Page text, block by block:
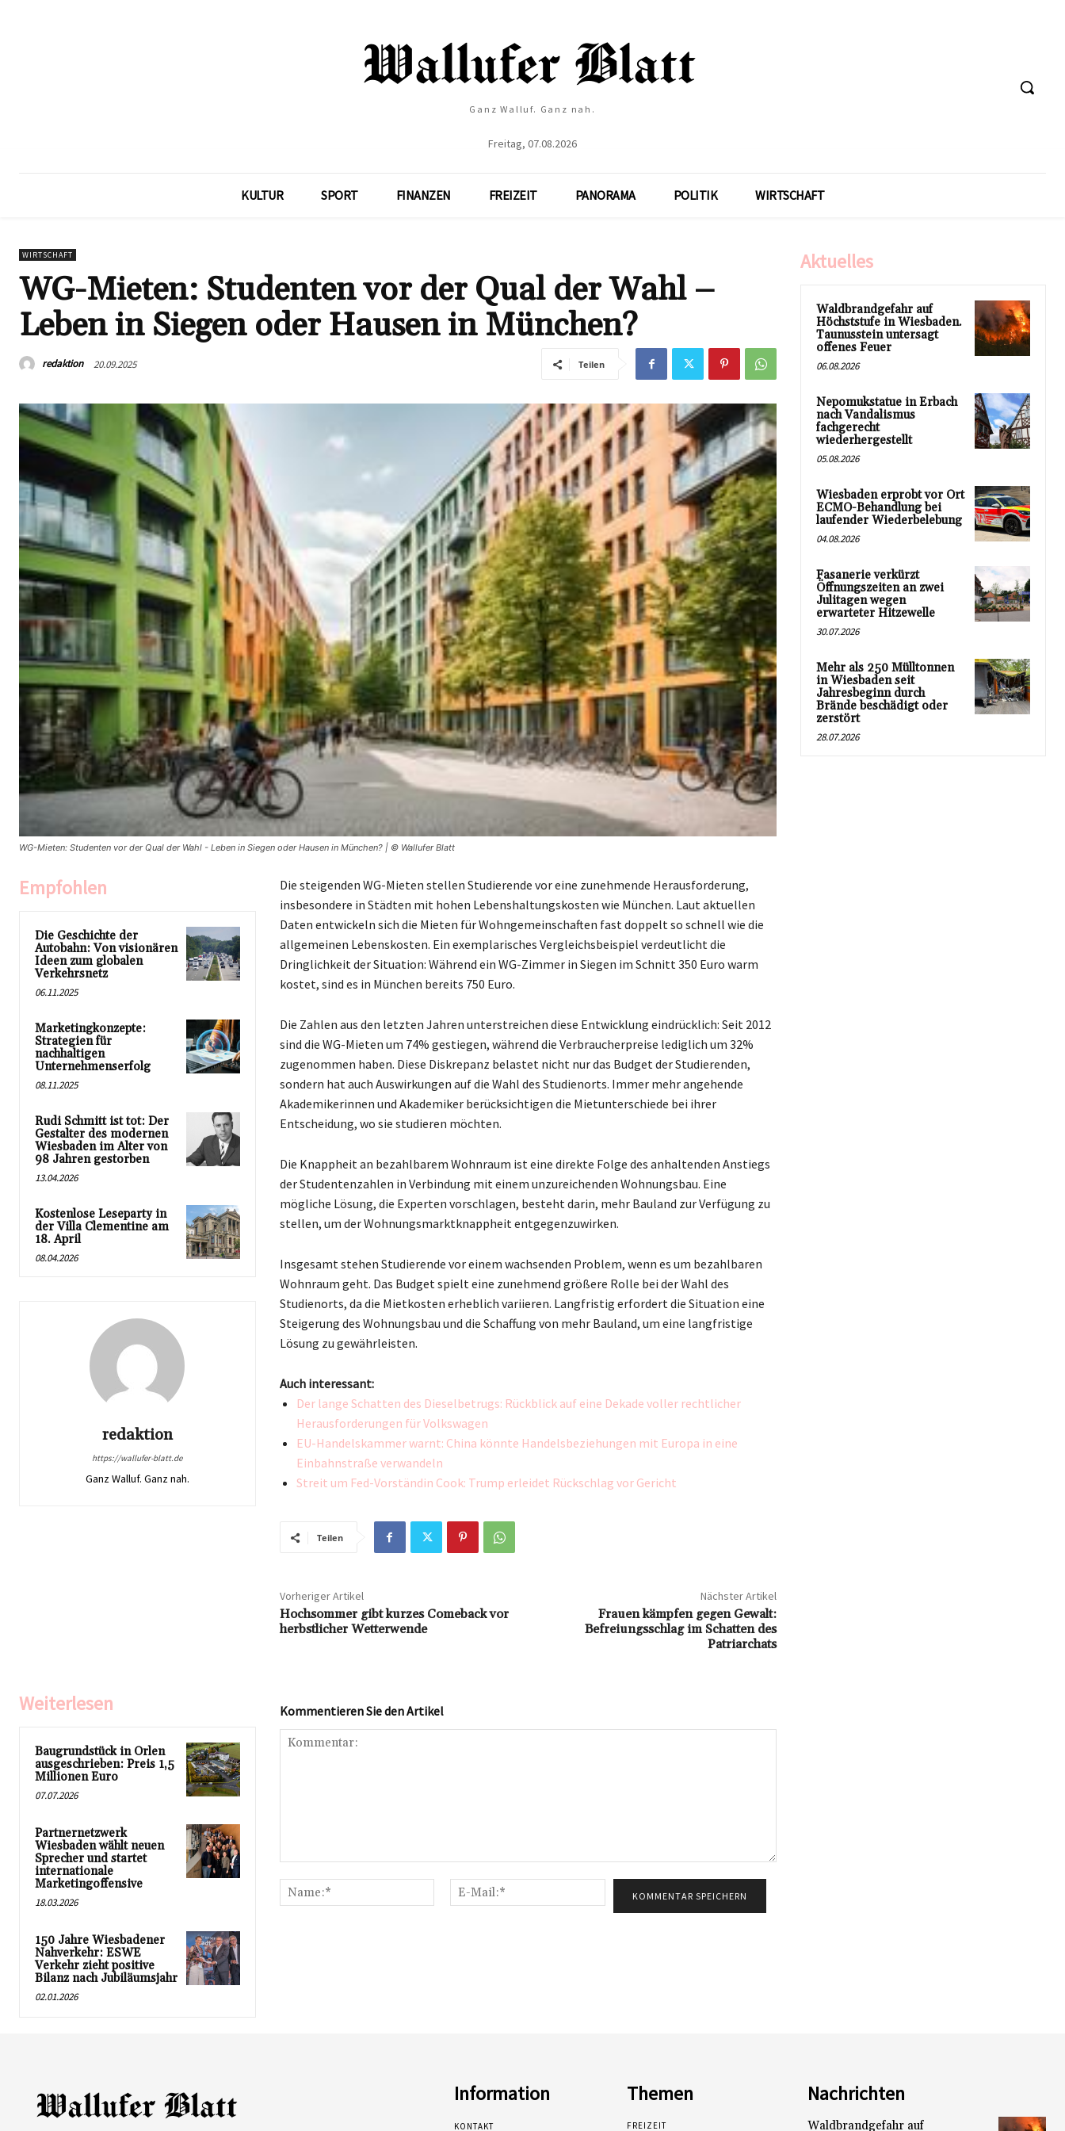
Ganz Walluf. Ganz nah.
Freitag, 07.08.2026
KULTUR SPORT FINANZEN FREIZEIT PANORAMA POLITIK WIRTSCHAFT
WIRTSCHAFT
WG-Mieten: Studenten vor der Qual der Wahl –
Leben in Siegen oder Hausen in München?
redaktion 20.09.2025 Teilen
WG-Mieten: Studenten vor der Qual der Wahl - Leben in Siegen oder Hausen in München? | © Wallufer Blatt
Empfohlen
Die Geschichte der
Autobahn: Von visionären
Ideen zum globalen
Verkehrsnetz
06.11.2025
Marketingkonzepte:
Strategien für
nachhaltigen
Unternehmenserfolg
08.11.2025
Rudi Schmitt ist tot: Der
Gestalter des modernen
Wiesbaden im Alter von
98 Jahren gestorben
13.04.2026
Kostenlose Leseparty in
der Villa Clementine am
18. April
08.04.2026
redaktion
https://wallufer-blatt.de
Ganz Walluf. Ganz nah.
Die steigenden WG-Mieten stellen Studierende vor eine zunehmende Herausforderung,
insbesondere in Städten mit hohen Lebenshaltungskosten wie München. Laut aktuellen
Daten entwickeln sich die Mieten für Wohngemeinschaften fast doppelt so schnell wie die
allgemeinen Lebenskosten. Ein exemplarisches Vergleichsbeispiel verdeutlicht die
Dringlichkeit der Situation: Während ein WG-Zimmer in Siegen im Schnitt 350 Euro warm
kostet, sind es in München bereits 750 Euro.
Die Zahlen aus den letzten Jahren unterstreichen diese Entwicklung eindrücklich: Seit 2012
sind die WG-Mieten um 74% gestiegen, während die Verbraucherpreise lediglich um 32%
zugenommen haben. Diese Diskrepanz belastet nicht nur das Budget der Studierenden,
sondern hat auch Auswirkungen auf die Wahl des Studienorts. Immer mehr angehende
Akademikerinnen und Akademiker berücksichtigen die Mietunterschiede bei ihrer
Entscheidung, wo sie studieren möchten.
Die Knappheit an bezahlbarem Wohnraum ist eine direkte Folge des anhaltenden Anstiegs
der Studentenzahlen in Verbindung mit einem unzureichenden Wohnungsbau. Eine
mögliche Lösung, die Experten vorschlagen, besteht darin, mehr Bauland zur Verfügung zu
stellen, um der Wohnungsmarktknappheit entgegenzuwirken.
Insgesamt stehen Studierende vor einem wachsenden Problem, wenn es um bezahlbaren
Wohnraum geht. Das Budget spielt eine zunehmend größere Rolle bei der Wahl des
Studienorts, da die Mietkosten erheblich variieren. Langfristig erfordert die Situation eine
Steigerung des Wohnungsbau und die Schaffung von mehr Bauland, um eine langfristige
Lösung zu gewährleisten.
Auch interessant:
Der lange Schatten des Dieselbetrugs: Rückblick auf eine Dekade voller rechtlicher
Herausforderungen für Volkswagen
EU-Handelskammer warnt: China könnte Handelsbeziehungen mit Europa in eine
Einbahnstraße verwandeln
Streit um Fed-Vorständin Cook: Trump erleidet Rückschlag vor Gericht
Teilen
Vorheriger Artikel
Hochsommer gibt kurzes Comeback vor
herbstlicher Wetterwende
Nächster Artikel
Frauen kämpfen gegen Gewalt:
Befreiungsschlag im Schatten des
Patriarchats
Weiterlesen
Baugrundstück in Orlen
ausgeschrieben: Preis 1,5
Millionen Euro
07.07.2026
Partnernetzwerk
Wiesbaden wählt neuen
Sprecher und startet
internationale
Marketingoffensive
18.03.2026
150 Jahre Wiesbadener
Nahverkehr: ESWE
Verkehr zieht positive
Bilanz nach Jubiläumsjahr
02.01.2026
Kommentieren Sie den Artikel
Name:*
Mail:*
Aktuelles
Waldbrandgefahr auf
Höchststufe in Wiesbaden.
Taunusstein untersagt
offenes Feuer
06.08.2026
Nepomukstatue in Erbach
nach Vandalismus
fachgerecht
wiederhergestellt
05.08.2026
Wiesbaden erprobt vor Ort
ECMO-Behandlung bei
laufender Wiederbelebung
04.08.2026
Fasanerie verkürzt
Öffnungszeiten an zwei
Julitagen wegen
erwarteter Hitzewelle
30.07.2026
Mehr als 250 Mülltonnen
in Wiesbaden seit
Jahresbeginn durch
Brände beschädigt oder
zerstört
28.07.2026
Information
KONTAKT
Themen
FREIZEIT
Nachrichten
Waldbrandgefahr auf